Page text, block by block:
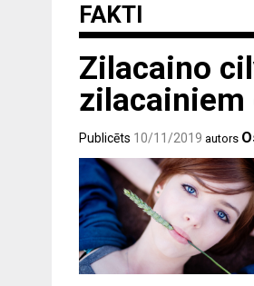
FAKTI
Zilacaino
zilacainiem
Publicēts 10/11/2019 autors